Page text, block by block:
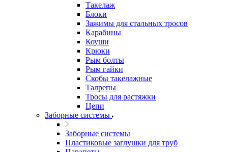
Такелаж
Блоки
Зажимы для стальных тросов
Карабины
Коуши
Крюки
Рым болты
Рым гайки
Скобы такелажные
Талрепы
Тросы для растяжки
Цепи
Заборные системы
Заборные системы
Пластиковые заглушки для труб